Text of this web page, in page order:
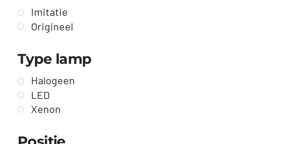
Imitatie
Origineel
Type lamp
Halogeen
LED
Xenon